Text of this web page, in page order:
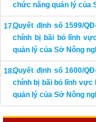
chức năng quản lý của
Quyết định số 1599/
chính bị bãi bỏ lĩnh
quản lý của Sở Nông
Quyết định số 1600/
chính bị bãi bỏ lĩnh vực
quản lý của Sở Nông